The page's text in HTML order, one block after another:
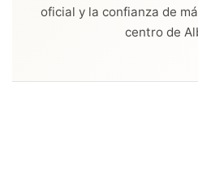
oficial y la confianza de
centro de